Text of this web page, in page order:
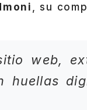
, su
web,
huellas